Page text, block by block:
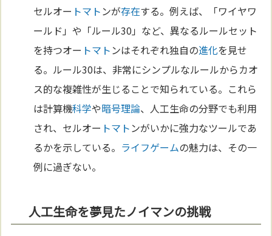
セルオー トマトンが存在する。例えば、「ワイヤワ
ールド」や「ルール30」など、異なるルールセット
を持つオー トマトンはそれぞれ独自の進化を見せ
る。ルール30は、非常にシンプルなルールからカオ
ス的な複雑性が生じることで知られている。これら
は計算機科学や暗号理論、人工生命の分野でも利用
され、セルオー トマトンがいかに強力なツールであ
るかを示している。 ライフゲームの魅力は、その一
例に過ぎない。
人工生命を夢見たノイマンの挑戦